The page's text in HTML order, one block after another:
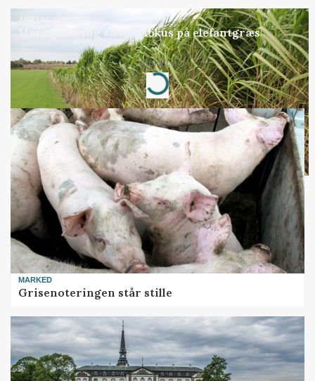
ARRANGEMENT
Markvandring sætter fokus på elefantgræs
Annonce
Loading...
MARKED
Grisenoteringen står stille